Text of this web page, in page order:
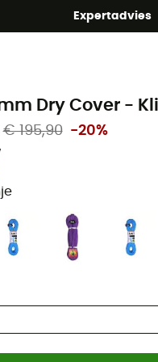
Expertadvies
Dry Cover -
€ 195,90 -20%